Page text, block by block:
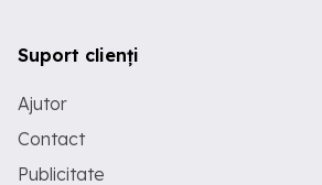
Suport clienți
Ajutor
Contact
Publicitate